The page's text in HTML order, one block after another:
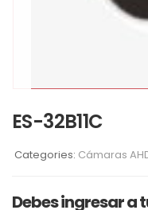
ES-32B11C
Categories: Cámaras
Debes ingresar